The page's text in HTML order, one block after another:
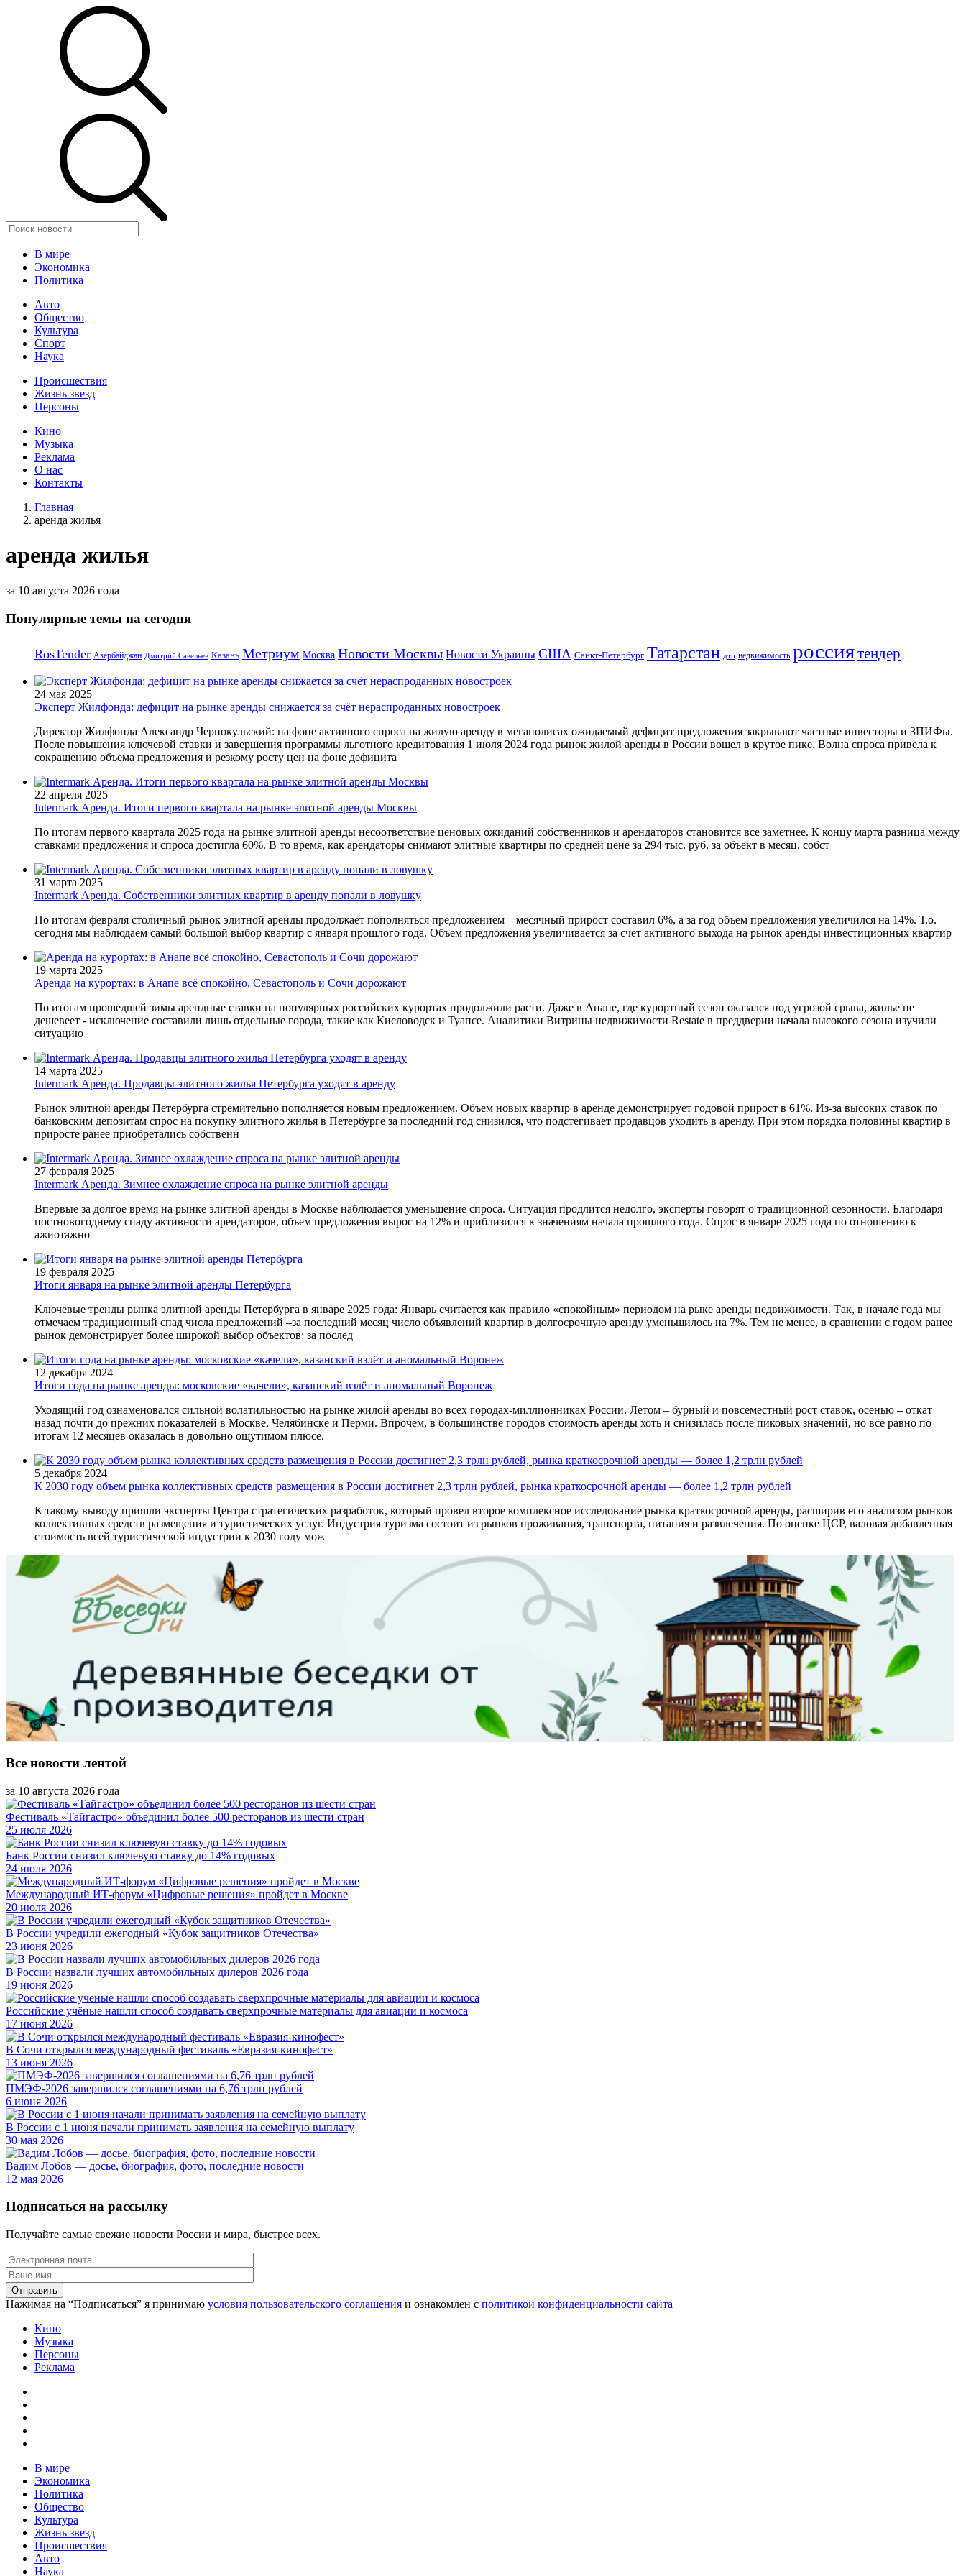
В мире
Экономика
Политика
Авто
Общество
Культура
Спорт
Наука
Происшествия
Жизнь звезд
Персоны
Кино
Музыка
Реклама
О нас
Контакты
Главная
аренда жилья
аренда жилья
за 10 августа 2026 года
Популярные темы на сегодня
RosTender Азербайджан Дмитрий Савельев Казань Метриум Москва Новости Москвы Новости Украины США Санкт-Петербург Татарстан дтп недвижимость россиятендер
24 мая 2025
Эксперт Жилфонда: дефицит на рынке аренды снижается за счёт нераспроданных новостроек
Директор Жилфонда Александр Чернокульский: на фоне активного спроса на жилую аренду в мегаполисах ожидаемый дефицит предложения закрывают частные инвесторы и ЗПИФы.
После повышения ключевой ставки и завершения программы льготного кредитования 1 июля 2024 года рынок жилой аренды в России вошел в крутое пике. Волна спроса привела к
сокращению объема предложения и резкому росту цен на фоне дефицита
22 апреля 2025
Intermark Аренда. Итоги первого квартала на рынке элитной аренды Москвы
По итогам первого квартала 2025 года на рынке элитной аренды несоответствие ценовых ожиданий собственников и арендаторов становится все заметнее. К концу марта разница между
ставками предложения и спроса достигла 60%. В то время, как арендаторы снимают элитные квартиры по средней цене за 294 тыс. руб. за объект в месяц, собст
31 марта 2025
Intermark Аренда. Собственники элитных квартир в аренду попали в ловушку
По итогам февраля столичный рынок элитной аренды продолжает пополняться предложением – месячный прирост составил 6%, а за год объем предложения увеличился на 14%. Т.о.
сегодня мы наблюдаем самый большой выбор квартир с января прошлого года. Объем предложения увеличивается за счет активного выхода на рынок аренды инвестиционных квартир
19 марта 2025
Аренда на курортах: в Анапе всё спокойно, Севастополь и Сочи дорожают
По итогам прошедшей зимы арендные ставки на популярных российских курортах продолжили расти. Даже в Анапе, где курортный сезон оказался под угрозой срыва, жилье не
дешевеет - исключение составили лишь отдельные города, такие как Кисловодск и Туапсе. Аналитики Витрины недвижимости Restate в преддверии начала высокого сезона изучили
ситуацию
14 марта 2025
Intermark Аренда. Продавцы элитного жилья Петербурга уходят в аренду
Рынок элитной аренды Петербурга стремительно пополняется новым предложением. Объем новых квартир в аренде демонстрирует годовой прирост в 61%. Из-за высоких ставок по
банковским депозитам спрос на покупку элитного жилья в Петербурге за последний год снизился, что подстегивает продавцов уходить в аренду. При этом порядка половины квартир в
приросте ранее приобретались собственн
27 февраля 2025
Intermark Аренда. Зимнее охлаждение спроса на рынке элитной аренды
Впервые за долгое время на рынке элитной аренды в Москве наблюдается уменьшение спроса. Ситуация продлится недолго, эксперты говорят о традиционной сезонности. Благодаря
постновогоднему спаду активности арендаторов, объем предложения вырос на 12% и приблизился к значениям начала прошлого года. Спрос в январе 2025 года по отношению к
ажиотажно
19 февраля 2025
Итоги января на рынке элитной аренды Петербурга
Ключевые тренды рынка элитной аренды Петербурга в январе 2025 года: Январь считается как правило «спокойным» периодом на рыке аренды недвижимости. Так, в начале года мы
отмечаем традиционный спад числа предложений –за последний месяц число объявлений квартир в долгосрочную аренду уменьшилось на 7%. Тем не менее, в сравнении с годом ранее
рынок демонстрирует более широкой выбор объектов: за послед
12 декабря 2024
Итоги года на рынке аренды: московские «качели», казанский взлёт и аномальный Воронеж
Уходящий год ознаменовался сильной волатильностью на рынке жилой аренды во всех городах-миллионниках России. Летом – бурный и повсеместный рост ставок, осенью – откат
назад почти до прежних показателей в Москве, Челябинске и Перми. Впрочем, в большинстве городов стоимость аренды хоть и снизилась после пиковых значений, но все равно по
итогам 12 месяцев оказалась в довольно ощутимом плюсе.
5 декабря 2024
К 2030 году объем рынка коллективных средств размещения в России достигнет 2,3 трлн рублей, рынка краткосрочной аренды — более 1,2 трлн рублей
К такому выводу пришли эксперты Центра стратегических разработок, который провел второе комплексное исследование рынка краткосрочной аренды, расширив его анализом рынков
коллективных средств размещения и туристических услуг. Индустрия туризма состоит из рынков проживания, транспорта, питания и развлечения. По оценке ЦСР, валовая добавленная
стоимость всей туристической индустрии к 2030 году мож
Все новости лентой
за 10 августа 2026 года
Фестиваль «Тайгастро» объединил более 500 ресторанов из шести стран
25 июля 2026
Банк России снизил ключевую ставку до 14% годовых
24 июля 2026
Международный ИТ-форум «Цифровые решения» пройдет в Москве
20 июля 2026
В России учредили ежегодный «Кубок защитников Отечества»
23 июня 2026
В России назвали лучших автомобильных дилеров 2026 года
19 июня 2026
Российские учёные нашли способ создавать сверхпрочные материалы для авиации и космоса
17 июня 2026
В Сочи открылся международный фестиваль «Евразия-кинофест»
13 июня 2026
ПМЭФ-2026 завершился соглашениями на 6,76 трлн рублей
6 июня 2026
В России с 1 июня начали принимать заявления на семейную выплату
30 мая 2026
Вадим Лобов — досье, биография, фото, последние новости
12 мая 2026
Подписаться на рассылку
Получайте самые свежие новости России и мира, быстрее всех.
Нажимая на “Подписаться” я принимаю условия пользовательского соглашения и ознакомлен с политикой конфиденциальности сайта
Кино
Музыка
Персоны
Реклама
В мире
Экономика
Политика
Общество
Культура
Жизнь звезд
Происшествия
Авто
Наука